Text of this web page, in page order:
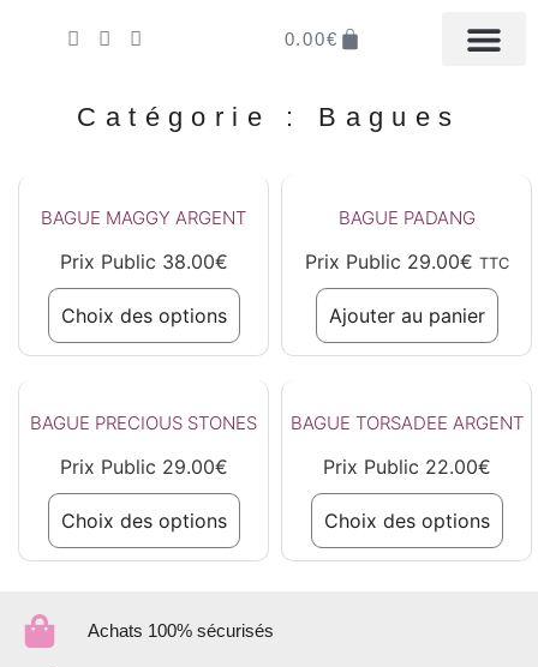
0.00€
Catégorie : Bagues
BAGUE MAGGY ARGENT
Prix Public 38.00€
Choix des options
BAGUE PADANG
Prix Public 29.00€ TTC
Ajouter au panier
BAGUE PRECIOUS STONES
Prix Public 29.00€
Choix des options
BAGUE TORSADEE ARGENT
Prix Public 22.00€
Choix des options
Achats 100% sécurisés